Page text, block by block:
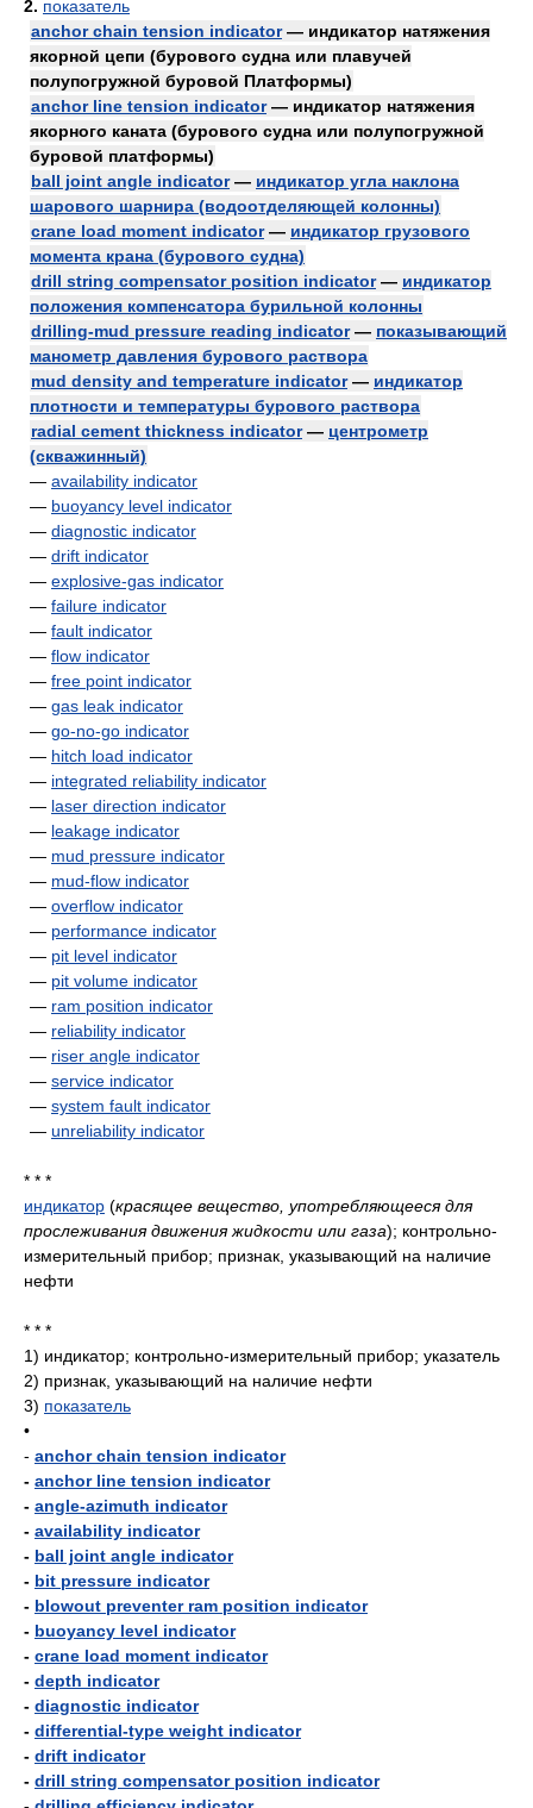
2. показатель
anchor chain tension indicator— индикатор натяжения
якорной цепи (бурового судна или плавучей
полупогружной буровой Платформы)
anchor line tension indicator— индикатор натяжения
якорного каната (бурового судна или полупогружной
буровой платформы)
ball joint angle indicator— индикатор угла наклона
шарового шарнира (водоотделяющей колонны)
crane load moment indicator— индикатор грузового
момента крана (бурового судна)
drill string compensator position indicator— индикатор
положения компенсатора бурильной колонны
drilling-mud pressure reading indicator— показывающий
манометр давления бурового раствора
mud density and temperature indicator— индикатор
плотности и температуры бурового раствора
radial cement thickness indicator— центрометр
(скважинный)
— availability indicator
— buoyancy level indicator
— diagnostic indicator
— drift indicator
— explosive-gas indicator
— failure indicator
— fault indicator
— flow indicator
— free point indicator
— gas leak indicator
— go-no-go indicator
— hitch load indicator
— integrated reliability indicator
— laser direction indicator
— leakage indicator
— mud pressure indicator
— mud-flow indicator
— overflow indicator
— performance indicator
— pit level indicator
— pit volume indicator
— ram position indicator
— reliability indicator
— riser angle indicator
— service indicator
— system fault indicator
— unreliability indicator
* * *
индикатор (красящее вещество, употребляющееся для
прослеживания движения жидкости или газа); контрольно-
измерительный прибор; признак, указывающий на наличие
нефти
* * *
1) индикатор; контрольно-измерительный прибор; указатель
2) признак, указывающий на наличие нефти
3) показатель
•
- anchor chain tension indicator
- anchor line tension indicator
- angle-azimuth indicator
- availability indicator
- ball joint angle indicator
- bit pressure indicator
- blowout preventer ram position indicator
- buoyancy level indicator
- crane load moment indicator
- depth indicator
- diagnostic indicator
- differential-type weight indicator
- drift indicator
- drill string compensator position indicator